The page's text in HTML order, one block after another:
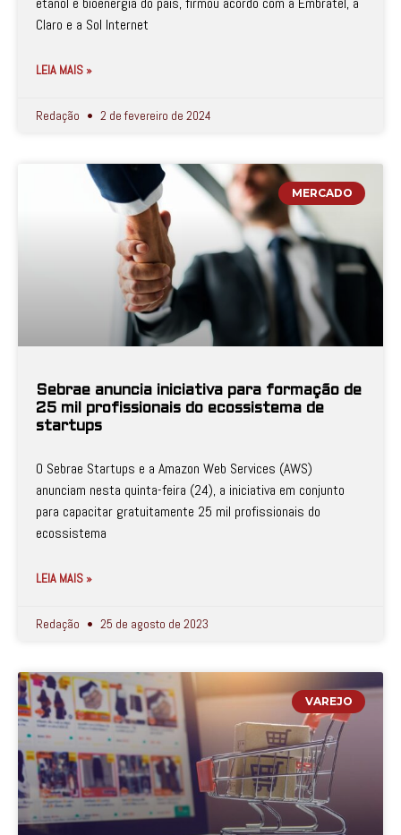
Claro e a Sol Internet
LEIA MAIS »
Redação 2 de fevereiro de 2024
MERCADO
Sebrae anuncia iniciativa para formação de
25 mil profissionais do ecossistema de
startups
O Sebrae Startups e a Amazon Web Services (AWS)
anunciam nesta quinta-feira (24), a iniciativa em conjunto
para capacitar gratuitamente 25 mil profissionais do
ecossistema
LEIA MAIS »
Redação 25 de agosto de 2023
VAREJO